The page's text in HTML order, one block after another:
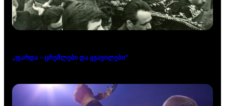
„ფარდა – ცრემლები და ყვავილები“